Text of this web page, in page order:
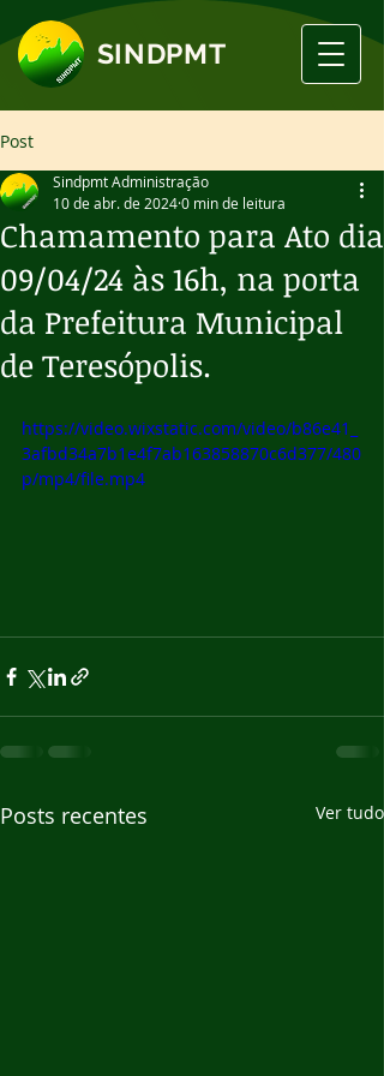
SINDPMT
Post
Chamamento para Ato dia
09/04/24 às 16h, na porta
da Prefeitura Municipal
de Teresópolis.
Sindpmt Administração
10 de abr. de 20240 min de leitura
https://video.wixstatic.com/video/b86e41_
3afbd34a7b1e4f7ab163858870c6d377/480
p/mp4/file.mp4
Posts recentes Ver tudo